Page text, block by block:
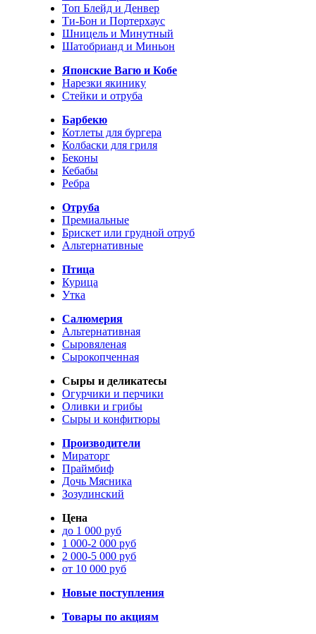
Топ Блейд и Денвер
Ти-Бон и Портерхаус
Шницель и Минутный
Шатобрианд и Миньон
Японские Вагю и Кобе
Нарезки якинику
Стейки и отруба
Барбекю
Котлеты для бургера
Колбаски для гриля
Беконы
Кебабы
Ребра
Отруба
Премиальные
Брискет или грудной отруб
Альтернативные
Птица
Курица
Утка
Салюмерия
Альтернативная
Сыровяленая
Сырокопченная
Сыры и деликатесы
Огурчики и перчики
Оливки и грибы
Сыры и конфитюры
Производители
Мираторг
Праймбиф
Дочь Мясника
Зозулинский
Цена
до 1 000 руб
1 000-2 000 руб
2 000-5 000 руб
от 10 000 руб
Новые поступления
Товары по акциям